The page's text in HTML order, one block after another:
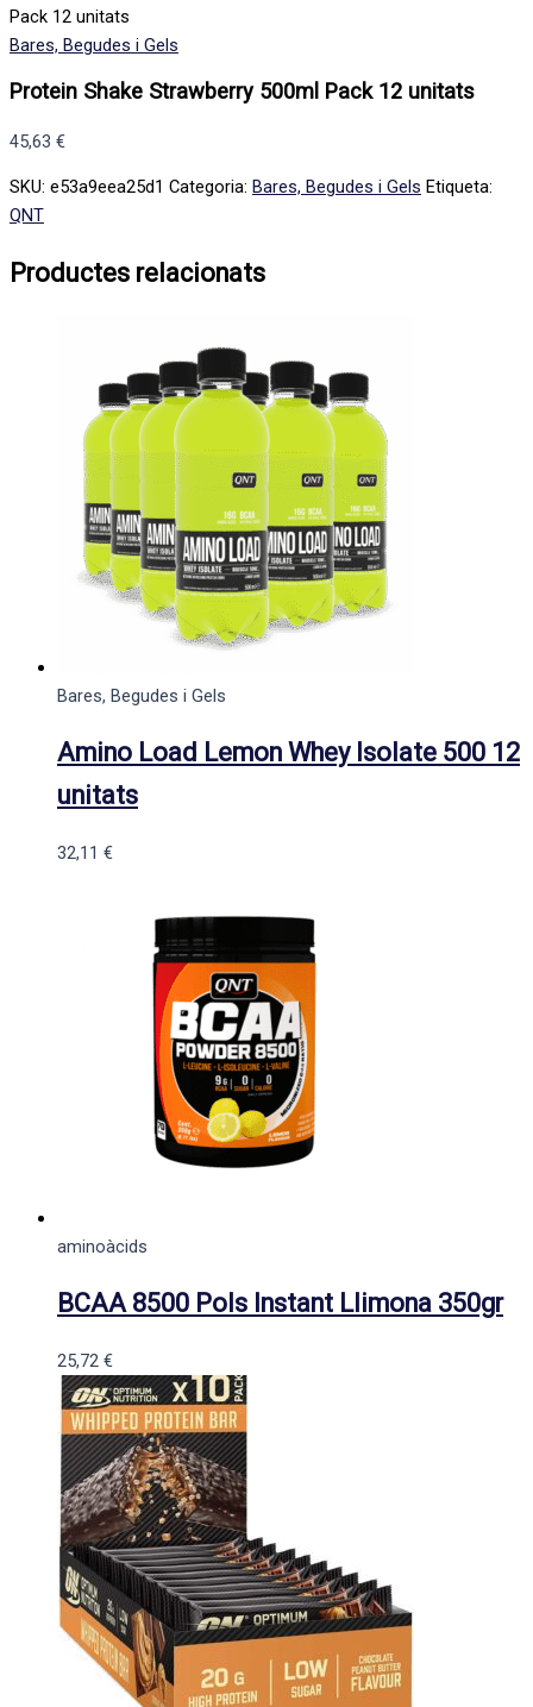
Pack 12 unitats
Bares, Begudes i Gels
Protein Shake Strawberry 500ml Pack 12 unitats
45,63 €
SKU: e53a9eea25d1 Categoria: Bares, Begudes i Gels Etiqueta:
QNT
Productes relacionats
Bares, Begudes i Gels
Amino Load Lemon Whey Isolate 500 12
unitats
32,11 €
aminoàcids
BCAA 8500 Pols Instant Llimona 350gr
25,72 €